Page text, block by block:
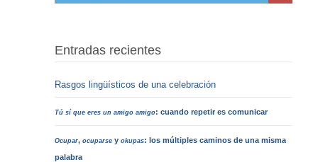
Entradas recientes
Rasgos lingüísticos de una celebración
Tú sí que eres un amigo amigo: cuando repetir es comunicar
Ocupar,ocuparse yokupas: los múltiples caminos de una misma
palabra